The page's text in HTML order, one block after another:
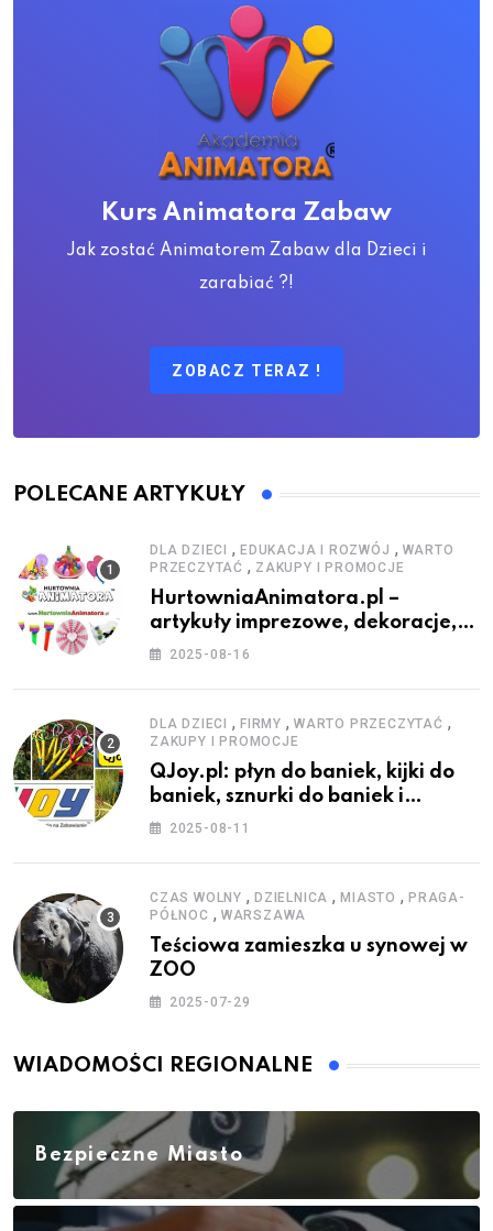
Kurs Animatora Zabaw
Jak zostać Animatorem Zabaw dla Dzieci i
zarabiać ?!
ZOBACZ TERAZ !
POLECANE ARTYKUŁY
DLA DZIECI , EDUKACJA I ROZWÓJ , WARTO
PRZECZYTAĆ , ZAKUPY I PROMOCJE
HurtowniaAnimatora.pl –
artykuły imprezowe, dekoracje,
stroje i akcesoria dla animatorów
2025-08-16
DLA DZIECI , FIRMY , WARTO PRZECZYTAĆ ,
ZAKUPY I PROMOCJE
QJoy.pl: płyn do baniek, kijki do
baniek, sznurki do baniek i
zestawy do baniek
2025-08-11
CZAS WOLNY , DZIELNICA ,MIASTO ,PRAGA-
PÓŁNOC , WARSZAWA
Teściowa zamieszka u synowej w
ZOO
2025-07-29
WIADOMOŚCI REGIONALNE
Bezpieczne Miasto